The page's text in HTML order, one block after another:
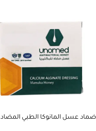
ضماد عسل المانوكا الطبي المضاد